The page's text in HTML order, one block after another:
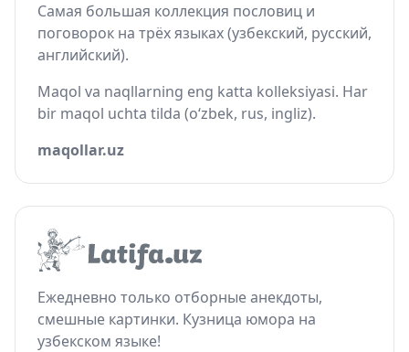
Самая большая коллекция пословиц и
поговорок на трёх языках (узбекский, русский,
английский).
Maqol va naqllarning eng katta kolleksiyasi. Har
bir maqol uchta tilda (o‘zbek, rus, ingliz).
maqollar.uz
Ежедневно только отборные анекдоты,
смешные картинки. Кузница юмора на
узбекском языке!